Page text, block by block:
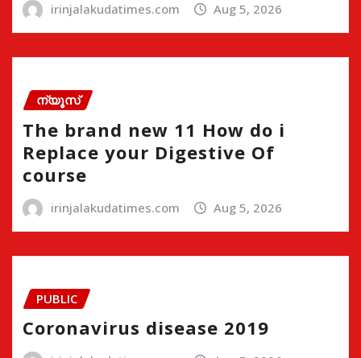
irinjalakudatimes.com Aug 5, 2026
ന്യൂസ്
The brand new 11 How do i
Replace your Digestive Of
course
irinjalakudatimes.com Aug 5, 2026
PUBLIC
Coronavirus disease 2019